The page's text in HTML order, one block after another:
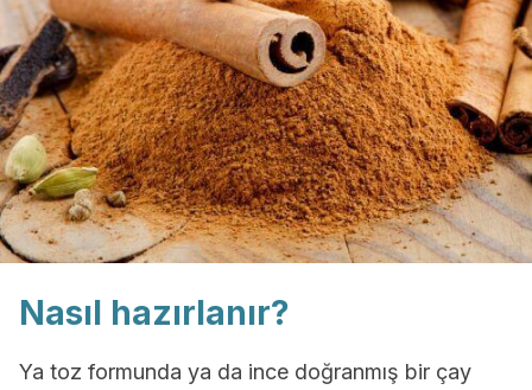
Nasıl hazırlanır?
Ya toz formunda ya da ince doğranmış bir çay